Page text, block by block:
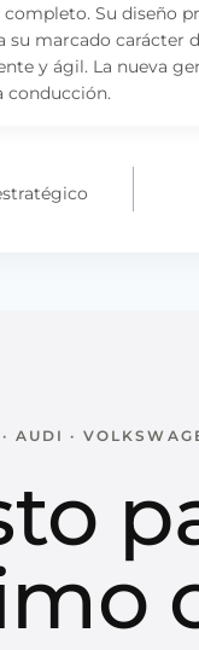
Su diseño
su marcado carácter
y ágil. La nueva
conducción.
AUDI ·